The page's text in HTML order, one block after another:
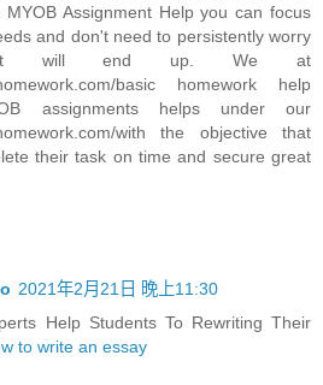
Assignment Help you can focus
and don't need to persistently worry
will end up. We at
basic homework help
assignments helps under our
with the objective that
their task on time and secure great
2021年2月21日 晚上11:30
Help Students To Rewriting Their
to write an essay